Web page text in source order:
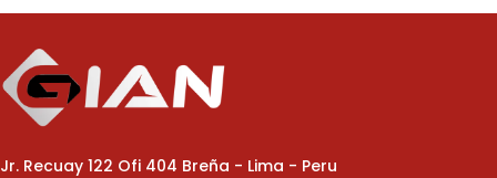
Jr. Recuay 122 Ofi 404 Breña - Lima - Peru